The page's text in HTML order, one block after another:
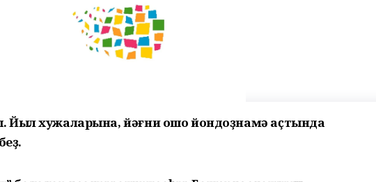
Йыл хужаларына, йәғни ошо йондоҙнамә аҫтында